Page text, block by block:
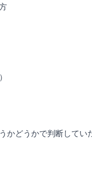
かどうかで判断してい